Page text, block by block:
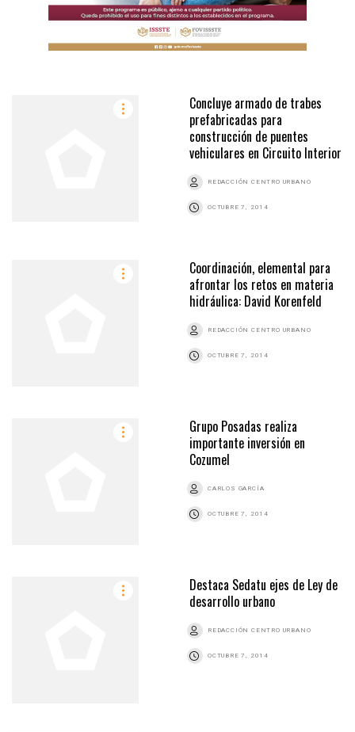
Concluye armado de trabes
prefabricadas para
construcción de puentes
vehiculares en Circuito Interior
REDACCIÓN CENTRO URBANO
OCTUBRE 7, 2014
Coordinación, elemental para
afrontar los retos en materia
hidráulica: David Korenfeld
REDACCIÓN CENTRO URBANO
OCTUBRE 7, 2014
Grupo Posadas realiza
importante inversión en
Cozumel
CARLOS GARCÍA
OCTUBRE 7, 2014
Destaca Sedatu ejes de Ley de
desarrollo urbano
REDACCIÓN CENTRO URBANO
OCTUBRE 7, 2014